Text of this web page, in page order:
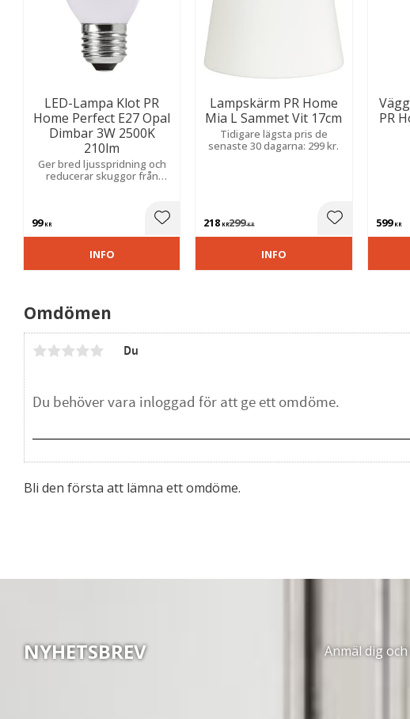
Omdömen
Du
Bli den första att lämna ett omdöme.
LED-Lampa Klot PR
Home Perfect E27 Opal
Dimbar 3W 2500K
210lm
Ger bred ljusspridning och
reducerar skuggor från
99KR Lägg till i favoriter
INFO
Lampskärm PR Home
Mia L Sammet Vit 17cm
Tidigare lägsta pris de
senaste 30 dagarna: 299 kr.
218 KR299KR Lägg till i
INFO
PR
599KR
NYHETSBREV Anmäl dig